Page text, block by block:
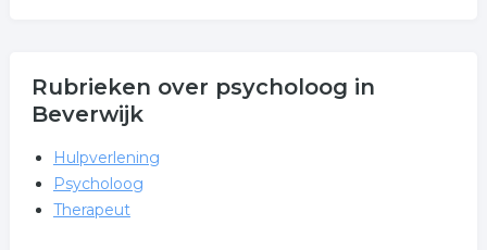
Rubrieken over psycholoog in
Beverwijk
Hulpverlening
Psycholoog
Therapeut